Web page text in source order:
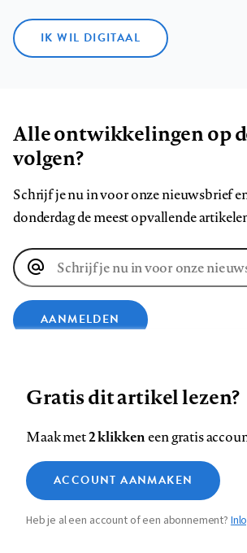
IK WIL DIGITAAL
Alle ontwikkelingen op
volgen?
Schrijf je nu in voor onze nieuwsbrief
donderdag de meest opvallende
E-
mailadres
AANMELDEN
op
Facebook
op
LinkedIn
op
Bluesky
ons
op
InstagramYouTube
Footer
navigation
Contact Colofon Disclaimer Privacy
Medische vragen
betrouwbare
Gratis dit artikel lezen?
Maak met2 klikkeneen gratis
ACCOUNT AANMAKEN
Heb je al een account of een abonnement?
Zie onze cookie policy
Analytische cookies
Marketing cookies